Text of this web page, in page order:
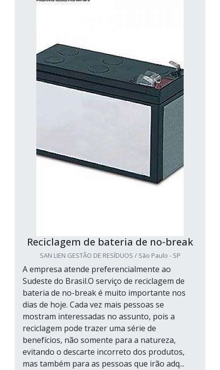
Reciclagem de bateria de no-break
SAN LIEN GESTÃO DE RESÍDUOS / São Paulo - SP
A empresa atende preferencialmente ao
Sudeste do Brasil.O serviço de reciclagem de
bateria de no-break é muito importante nos
dias de hoje. Cada vez mais pessoas se
mostram interessadas no assunto, pois a
reciclagem pode trazer uma série de
benefícios, não somente para a natureza,
evitando o descarte incorreto dos produtos,
mas também para as pessoas que irão adq...